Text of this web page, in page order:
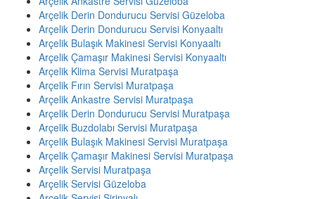
Arçelik Derin Dondurucu Servisi Güzeloba
Arçelik Derin Dondurucu Servisi Konyaaltı
Arçelik Bulaşık Makinesi Servisi Konyaaltı
Arçelik Çamaşır Makinesi Servisi Konyaaltı
Arçelik Klima Servisi Muratpaşa
Arçelik Fırın Servisi Muratpaşa
Arçelik Ankastre Servisi Muratpaşa
Arçelik Derin Dondurucu Servisi Muratpaşa
Arçelik Buzdolabı Servisi Muratpaşa
Arçelik Bulaşık Makinesi Servisi Muratpaşa
Arçelik Çamaşır Makinesi Servisi Muratpaşa
Arçelik Servisi Muratpaşa
Arçelik Servisi Güzeloba